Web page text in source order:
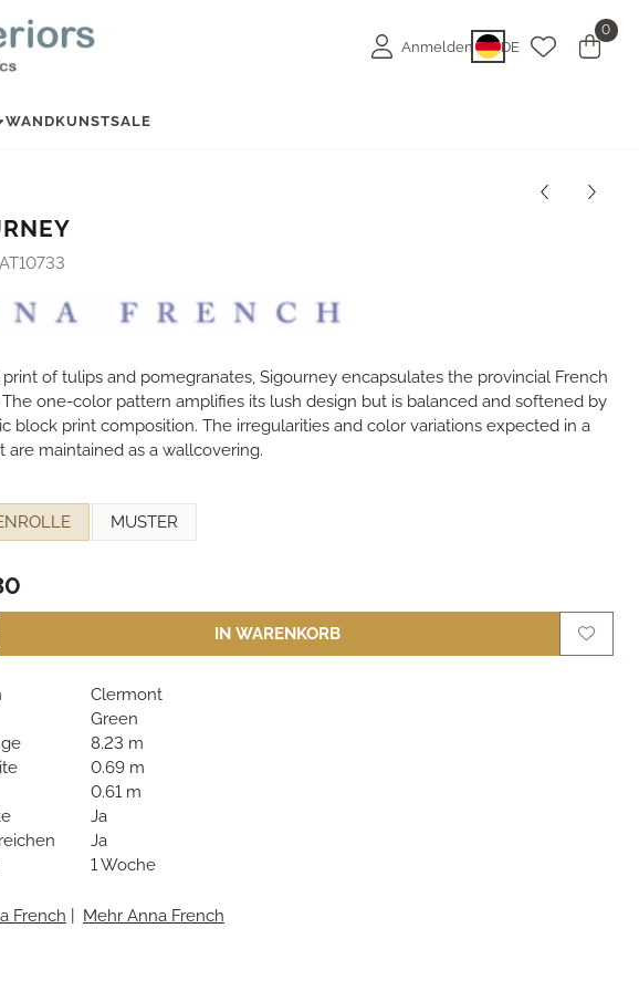
Anmelden DE
0
WANDKUNSTSALE
AT10733
of tulips and pomegranates, Sigourney encapsulates the provincial French
one-color pattern amplifies its lush design but is balanced and softened by
block print composition. The irregularities and color variations expected in a
are maintained as a wallcovering.
MUSTER
IN WARENKORB
Clermont
Green
8.23 m
0.69 m
0.61 m
Ja
Ja
1 Woche
French Mehr Anna French